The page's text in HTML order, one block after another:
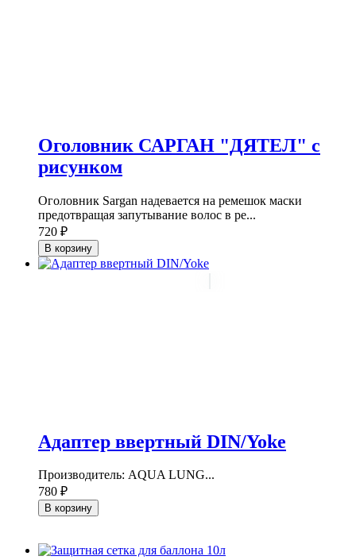
Оголовник САРГАН "ДЯТЕЛ" с
рисунком
Оголовник Sargan надевается на ремешок маски
предотвращая запутывание волос в ре...
720 ₽
В корзину
Адаптер ввертный DIN/Yoke
Производитель: AQUA LUNG...
780 ₽
В корзину